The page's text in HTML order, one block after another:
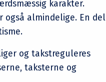
karakter.
også almindelige. En del
og takstreguleres
taksterne og